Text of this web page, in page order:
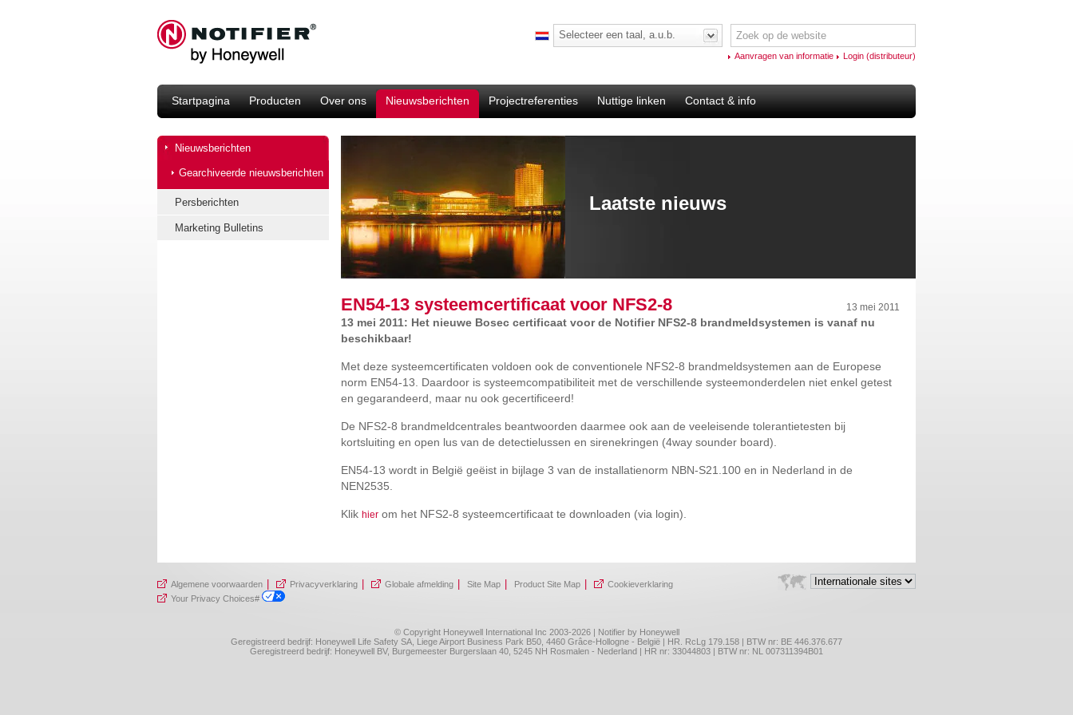
Selecteer een taal, a.u.b.
Aanvragen van informatie Login (distributeur)
Startpagina Producten Over ons Nieuwsberichten Projectreferenties Nuttige linken Contact & info
Nieuwsberichten
Gearchiveerde nieuwsberichten
Persberichten
Marketing Bulletins
Laatste nieuws
EN54-13 systeemcertificaat voor NFS2-8 13 mei 2011
13 mei 2011: Het nieuwe Bosec certificaat voor de Notifier NFS2-8 brandmeldsystemen is vanaf nu
beschikbaar!
Met deze systeemcertificaten voldoen ook de conventionele NFS2-8 brandmeldsystemen aan de Europese
norm EN54-13. Daardoor is systeemcompatibiliteit met de verschillende systeemonderdelen niet enkel getest
en gegarandeerd, maar nu ook gecertificeerd!
De NFS2-8 brandmeldcentrales beantwoorden daarmee ook aan de veeleisende tolerantietesten bij
kortsluiting en open lus van de detectielussen en sirenekringen (4way sounder board).
EN54-13 wordt in België geëist in bijlage 3 van de installatienorm NBN-S21.100 en in Nederland in de
NEN2535.
Klik hier om het NFS2-8 systeemcertificaat te downloaden (via login).
Algemene voorwaarden Privacyverklaring Globale afmelding Site Map Product Site Map
Cookieverklaring
Your Privacy Choices#
© Copyright Honeywell International Inc 2003-2026 | Notifier by Honeywell
Geregistreerd bedrijf: Honeywell Life Safety SA, Liege Airport Business Park B50, 4460 Grâce-Hollogne - België | HR. RcLg 179.158 | BTW nr: BE 446.376.677
Geregistreerd bedrijf: Honeywell BV, Burgemeester Burgerslaan 40, 5245 NH Rosmalen - Nederland | HR nr: 33044803 | BTW nr: NL 007311394B01